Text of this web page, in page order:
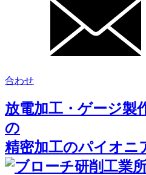
合わせ
放電加工・ゲージ製
の
精密加工のパイオニ